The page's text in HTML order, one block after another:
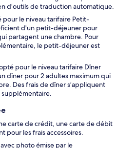
d’outils de traduction automatique.
pour le niveau tarifaire Petit-
d'un petit-déjeuner pour
partagent une chambre. Pour
le petit-déjeuner est
pour le niveau tarifaire Dîner
dîner pour 2 adultes maximum qui
Des frais de dîner s’appliquent
carte de crédit, une carte de débit
pour les frais accessoires.
photo émise par le